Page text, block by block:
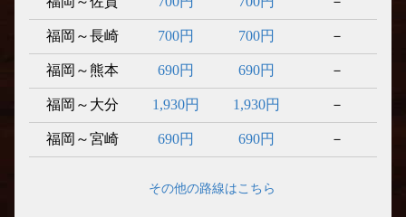
福岡～長崎 700円 700円 －
福岡～熊本 690円 690円 －
福岡～大分 1,930円 1,930円 －
福岡～宮崎 690円 690円 －
その他の路線はこちら